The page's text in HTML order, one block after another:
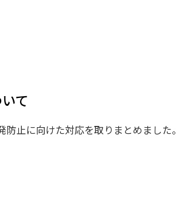
て
止に向けた対応を取りまとめました。